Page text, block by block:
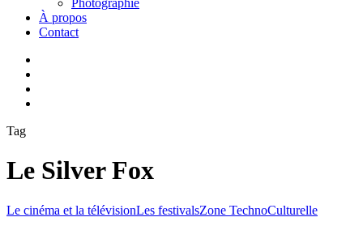
Photographie
À propos
Contact
Tag
Le Silver Fox
[SPASM
Le cinéma et la télévisionLes festivalsZone TechnoCulturelle